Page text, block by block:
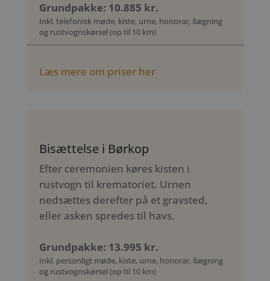
Grundpakke: 10.885 kr.
Inkl. telefonisk møde, kiste, urne, honorar, ilægning
og rustvognskørsel (op til 10 km)
Læs mere om priser her
Bisættelse i Børkop
Efter ceremonien køres kisten i
rustvogn til krematoriet. Urnen
nedsættes derefter på et gravsted,
eller asken spredes til havs.
Grundpakke: 13.995 kr.
Inkl. personligt møde, kiste, urne, honorar, ilægning
og rustvognskørsel (op til 10 km)